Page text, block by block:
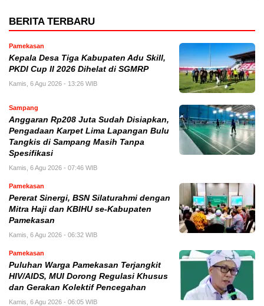
BERITA TERBARU
Pamekasan
Kepala Desa Tiga Kabupaten Adu Skill,
PKDI Cup II 2026 Dihelat di SGMRP
Kamis, 6 Agu 2026 - 13:26 WIB
Sampang
Anggaran Rp208 Juta Sudah Disiapkan,
Pengadaan Karpet Lima Lapangan Bulu
Tangkis di Sampang Masih Tanpa
Spesifikasi
Kamis, 6 Agu 2026 - 07:46 WIB
Pamekasan
Pererat Sinergi, BSN Silaturahmi dengan
Mitra Haji dan KBIHU se-Kabupaten
Pamekasan
Kamis, 6 Agu 2026 - 06:32 WIB
Pamekasan
Puluhan Warga Pamekasan Terjangkit
HIV/AIDS, MUI Dorong Regulasi Khusus
dan Gerakan Kolektif Pencegahan
Kamis, 6 Agu 2026 - 06:05 WIB